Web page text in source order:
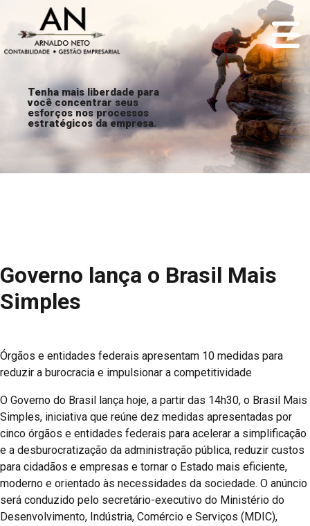
Tenha mais liberdade para
você concentrar seus
esforços nos processos
estratégicos da empresa.
Governo lança o Brasil Mais
Simples
Órgãos e entidades federais apresentam 10 medidas para
reduzir a burocracia e impulsionar a competitividade
O Governo do Brasil lança hoje, a partir das 14h30, o Brasil Mais
Simples, iniciativa que reúne dez medidas apresentadas por
cinco órgãos e entidades federais para acelerar a simplificação
e a desburocratização da administração pública, reduzir custos
para cidadãos e empresas e tornar o Estado mais eficiente,
moderno e orientado às necessidades da sociedade. O anúncio
será conduzido pelo secretário-executivo do Ministério do
Desenvolvimento, Indústria, Comércio e Serviços (MDIC),